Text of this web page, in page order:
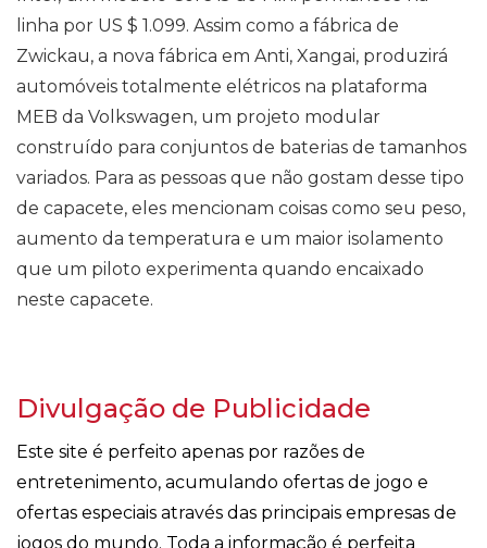
linha por US $ 1.099. Assim como a fábrica de
Zwickau, a nova fábrica em Anti, Xangai, produzirá
automóveis totalmente elétricos na plataforma
MEB da Volkswagen, um projeto modular
construído para conjuntos de baterias de tamanhos
variados. Para as pessoas que não gostam desse tipo
de capacete, eles mencionam coisas como seu peso,
aumento da temperatura e um maior isolamento
que um piloto experimenta quando encaixado
neste capacete.
Divulgação de Publicidade
Este site é perfeito apenas por razões de
entretenimento, acumulando ofertas de jogo e
ofertas especiais através das principais empresas de
jogos do mundo. Toda a informação é perfeita